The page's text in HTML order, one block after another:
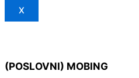
X
(POSLOVNI) MOBING